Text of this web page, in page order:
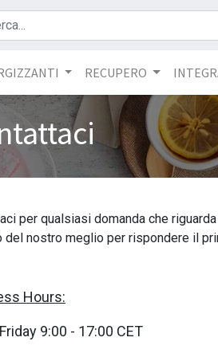
RECUPERO
per qualsiasi domanda che
del nostro meglio per rispondere il
Hours:
9:00 - 17:00 CET